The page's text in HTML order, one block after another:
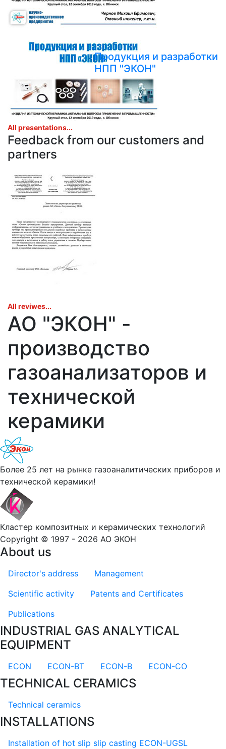
Продукция и разработки
НПП "ЭКОН"
All presentations...
Feedback from our customers and
partners
All reviwes...
АО "ЭКОН" -
производство
газоанализаторов и
технической
керамики
Более 25 лет на рынке газоаналитических приборов и
технической керамики!
Кластер композитных и керамических технологий
Copyright © 1997 - 2026 АО ЭКОН
About us
Director's address
Management
Scientific activity
Patents and Certificates
Publications
INDUSTRIAL GAS ANALYTICAL
EQUIPMENT
ECON ECON-BT ECON-B ECON-CO
TECHNICAL CERAMICS
Technical ceramics
INSTALLATIONS
Installation of hot slip slip casting EСON-UGSL